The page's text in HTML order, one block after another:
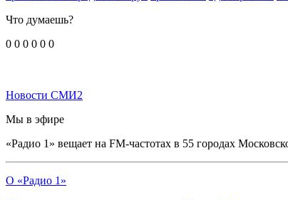
Что думаешь?
0 0 0 0 0 0
Новости СМИ2
Мы в эфире
«Радио 1» вещает на FM-частотах в 55 городах
О «Радио 1»